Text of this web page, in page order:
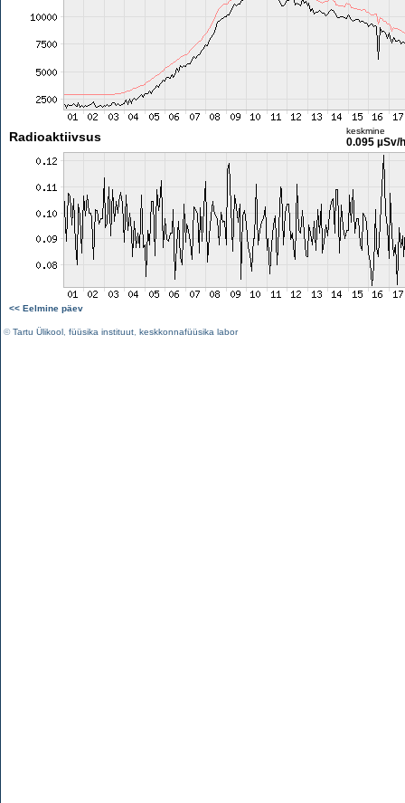
Radioaktiivsus keskmine
0.095 µSv/h
<< Eelmine päev
©Tartu Ülikool füüsika instituut keskkonnafüüsika labor